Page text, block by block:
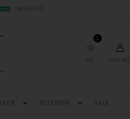
TRUSTPILOT
SET
1
LOG IND
INTERIØR SALE